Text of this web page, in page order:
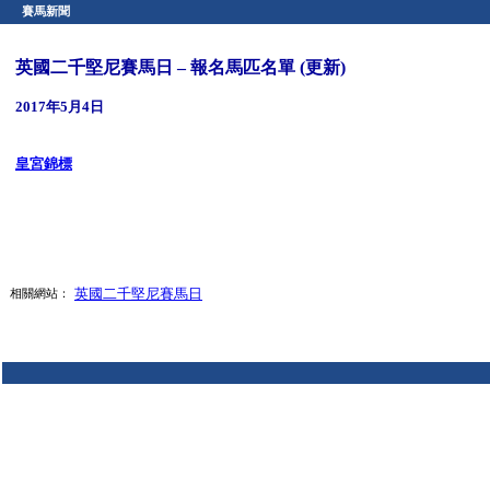
賽馬新聞
英國二千堅尼賽馬日 – 報名馬匹名單 (更新)
2017年5月4日
皇宮錦標
相關網站： 英國二千堅尼賽馬日